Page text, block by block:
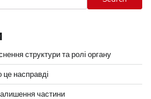
структури та ролі органу
насправді
частини